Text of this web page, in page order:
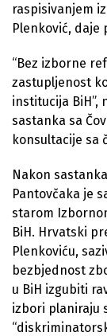
raspisivanjem
Plenković, daje
“Bez izborne
zastupljenost
institucija BiH”,
sastanka sa
konsultacije sa
Nakon
Pantovčaka je
starom
BiH. Hrvatski
Plenkoviću,
bezbjednost
u BiH izgubiti
izbori planiraju